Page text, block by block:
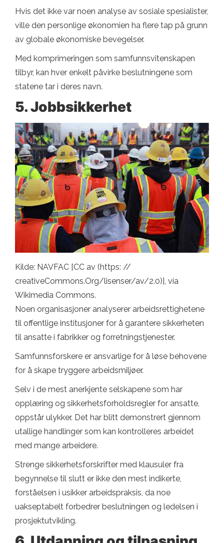
Hvis det ikke var noen analyse av sosiale spesialister,
ville den personlige økonomien ha flere tap på grunn
av globale økonomiske bevegelser.
Med komprimeringen som samfunnsvitenskapen
tilbyr, kan hver enkelt påvirke beslutningene som
statene tar i deres navn.
5. Jobbsikkerhet
Kilde: NAVFAC [CC av (https: //
creativeCommons.Org/lisenser/av/2.0)], via
Wikimedia Commons.
Noen organisasjoner analyserer arbeidsrettighetene
til offentlige institusjoner for å garantere sikkerheten
til ansatte i fabrikker og forretningstjenester.
Samfunnsforskere er ansvarlige for å løse behovene
for å skape tryggere arbeidsmiljøer.
Selv i de mest anerkjente selskapene som har
opplæring og sikkerhetsforholdsregler for ansatte,
oppstår ulykker. Det har blitt demonstrert gjennom
utallige handlinger som kan kontrolleres arbeidet
med mange arbeidere.
Strenge sikkerhetsforskrifter med klausuler fra
begynnelse til slutt er ikke den mest indikerte,
forståelsen i usikker arbeidspraksis, da noe
uakseptabelt forbedrer beslutningen og ledelsen i
prosjektutvikling.